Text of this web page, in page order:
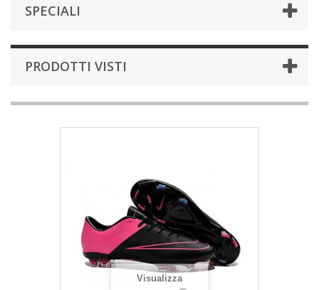
SPECIALI
PRODOTTI VISTI
Visualizza